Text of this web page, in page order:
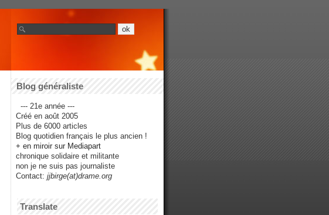
Blog généraliste
--- 21e année ---
Créé en août 2005
Plus de 6000 articles
Blog quotidien français le plus ancien !
+ en miroir sur Mediapart
chronique solidaire et militante
non je ne suis pas journaliste
Contact: jjbirge(at)drame.org
Translate